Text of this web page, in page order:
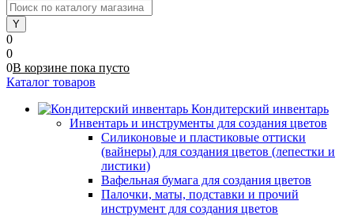
0
0
0В корзине пока пусто
Каталог товаров
Кондитерский инвентарь
Инвентарь и инструменты для создания цветов
Силиконовые и пластиковые оттиски
(вайнеры) для создания цветов (лепестки и
листики)
Вафельная бумага для создания цветов
Палочки, маты, подставки и прочий
инструмент для создания цветов